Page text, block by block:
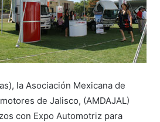
la Asociación Mexicana de
de Jalisco, (AMDAJAL)
con Expo Automotriz para